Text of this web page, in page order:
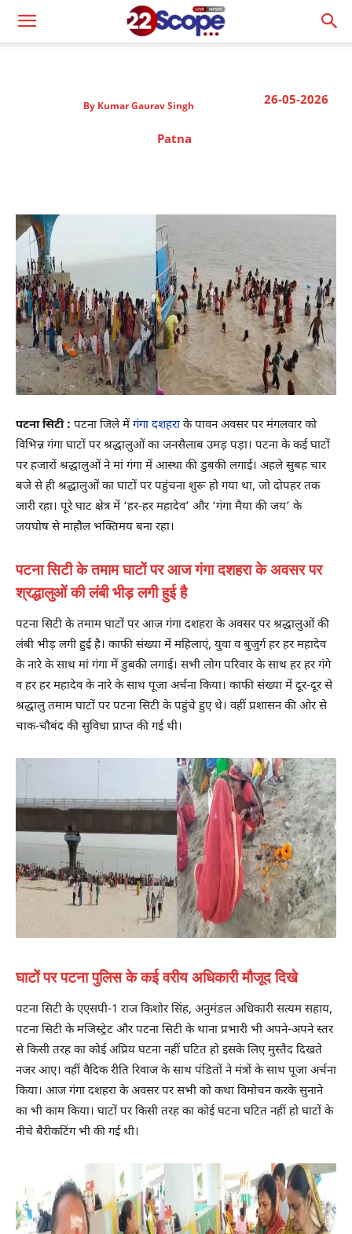
26-05-2026
By Kumar Gaurav Singh
Patna
पटना सिटी : पटना जिले मेंगंगा दशहराके पावन अवसर पर मंगलवार को
विभिन्न गंगा घाटों पर श्रद्धालुओं का जनसैलाब उमड़ पड़ा। पटना के कई घाटों
पर हजारों श्रद्धालुओं ने मां गंगा में आस्था की डुबकी लगाई। अहले सुबह चार
बजे से ही श्रद्धालुओं का घाटों पर पहुंचना शुरू हो गया था, जो दोपहर तक
जारी रहा। पूरे घाट क्षेत्र में ‘हर-हर महादेव’ और ‘गंगा मैया की जय’ के
जयघोष से माहौल भक्तिमय बना रहा।
पटना सिटी के तमाम घाटों पर आज गंगा दशहरा के अवसर पर
श्रद्धालुओं की लंबी भीड़ लगी हुई है
पटना सिटी के तमाम घाटों पर आज गंगा दशहरा के अवसर पर श्रद्धालुओं की
लंबी भीड़ लगी हुई है। काफी संख्या में महिलाएं, युवा व बुजुर्ग हर हर महादेव
के नारे के साथ मां गंगा में डुबकी लगाई। सभी लोग परिवार के साथ हर हर गंगे
व हर हर महादेव के नारे के साथ पूजा अर्चना किया। काफी संख्या में दूर-दूर से
श्रद्धालु तमाम घाटों पर पटना सिटी के पहुंचे हुए थे। वहीं प्रशासन की ओर से
चाक-चौबंद की सुविधा प्राप्त की गई थी।
घाटों पर पटना पुलिस के कई वरीय अधिकारी मौजूद दिखे
पटना सिटी के एएसपी-1 राज किशोर सिंह, अनुमंडल अधिकारी सत्यम सहाय,
पटना सिटी के मजिस्ट्रेट और पटना सिटी के थाना प्रभारी भी अपने-अपने स्तर
से किसी तरह का कोई अप्रिय घटना नहीं घटित हो इसके लिए मुस्तैद दिखते
नजर आए। वहीं वैदिक रीति रिवाज के साथ पंडितों ने मंत्रों के साथ पूजा अर्चना
किया। आज गंगा दशहरा के अवसर पर सभी को कथा विमोचन करके सुनाने
का भी काम किया। घाटों पर किसी तरह का कोई घटना घटित नहीं हो घाटों के
नीचे बैरीकटिंग भी की गई थी।